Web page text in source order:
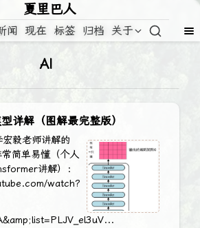
夏里巴人
闻 现在 标签 归档 关于
AI
详解（图解最完整版）
毅老师讲解的
简单易懂（个人
讲解）：
watch?